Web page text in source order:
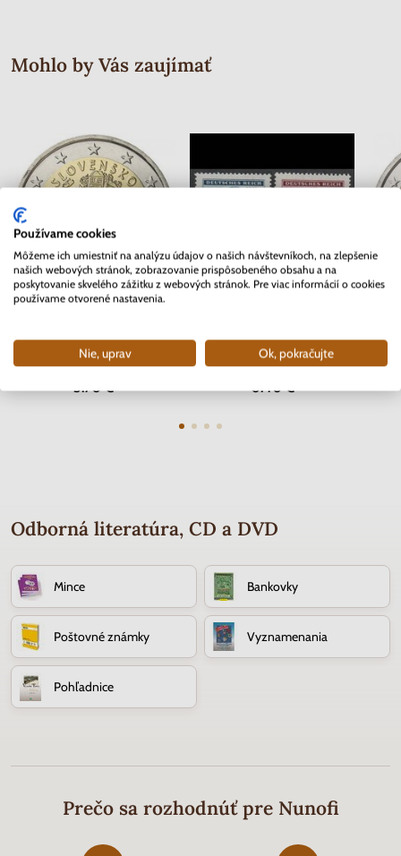
Mohlo by Vás zaujímať
rokov Euro meny
Skladom
3.70 €
Morava 1942 - Červený kríž
Skladom2 ks
0.40 €
Odborná literatúra, CD a DVD
Mince Bankovky
Poštovné známky Vyznamenania
Pohľadnice
Prečo sa rozhodnúť pre Nunofi
Používame cookies
Môžeme ich umiestniť na analýzu údajov o našich návštevníkoch, na zlepšenie
našich webových stránok, zobrazovanie prispôsobeného obsahu a na
poskytovanie skvelého zážitku z webových stránok. Pre viac informácií o cookies
používame otvorené nastavenia.
Nie, uprav Ok, pokračujte